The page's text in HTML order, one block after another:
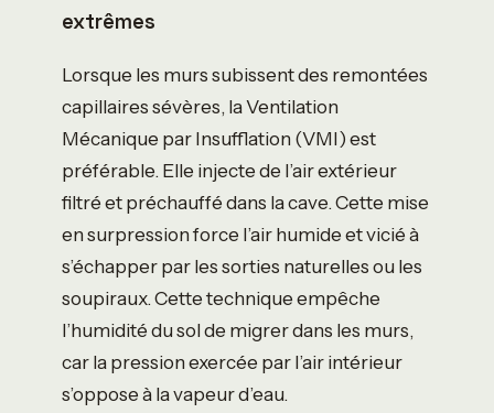
extrêmes
Lorsque les murs subissent des remontées
capillaires sévères, la Ventilation
Mécanique par Insufflation (VMI) est
préférable. Elle injecte de l’air extérieur
filtré et préchauffé dans la cave. Cette mise
en surpression force l’air humide et vicié à
s’échapper par les sorties naturelles ou les
soupiraux. Cette technique empêche
l’humidité du sol de migrer dans les murs,
car la pression exercée par l’air intérieur
s’oppose à la vapeur d’eau.